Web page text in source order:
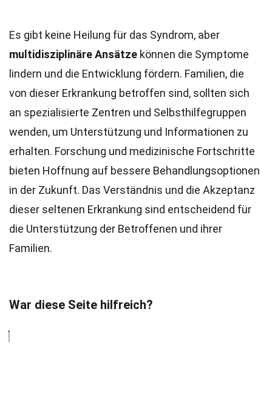
Es gibt keine Heilung für das Syndrom, aber
multidisziplinäre Ansätze können die Symptome
lindern und die Entwicklung fördern. Familien, die
von dieser Erkrankung betroffen sind, sollten sich
an spezialisierte Zentren und Selbsthilfegruppen
wenden, um Unterstützung und Informationen zu
erhalten. Forschung und medizinische Fortschritte
bieten Hoffnung auf bessere Behandlungsoptionen
in der Zukunft. Das Verständnis und die Akzeptanz
dieser seltenen Erkrankung sind entscheidend für
die Unterstützung der Betroffenen und ihrer
Familien.
War diese Seite hilfreich?